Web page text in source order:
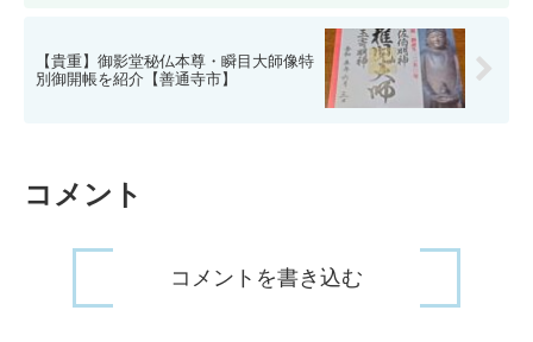
【貴重】御影堂秘仏本尊・瞬目大師像特
別御開帳を紹介【善通寺市】
コメント
コメントを書き込む